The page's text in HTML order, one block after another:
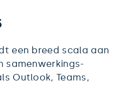
een breed scala aan
samenwerkings-
Outlook, Teams,